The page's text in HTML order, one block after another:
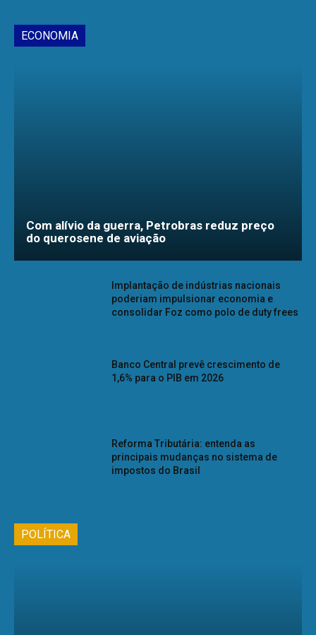
ECONOMIA
Com alívio da guerra, Petrobras reduz preço
do querosene de aviação
Implantação de indústrias nacionais
poderiam impulsionar economia e
consolidar Foz como polo de duty frees
Banco Central prevê crescimento de
1,6% para o PIB em 2026
Reforma Tributária: entenda as
principais mudanças no sistema de
impostos do Brasil
POLÍTICA